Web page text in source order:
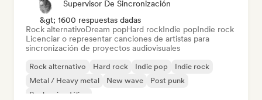
Supervisor De Sincronización
&gt; 1600 respuestas dadas
Rock alternativoDream popHard rockIndie popIndie rock
Licenciar o representar canciones de artistas para
sincronización de proyectos audiovisuales
Rock alternativo Hard rock Indie pop
Indie rock
Metal / Heavy metal
New wave
Post punk
Rock psicodélico